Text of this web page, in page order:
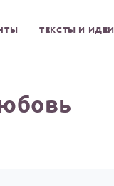
ТЕКСТЫ И ИДЕИ